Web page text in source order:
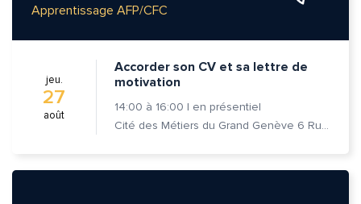
Apprentissage AFP/CFC
jeu.
27
août
Accorder son CV et sa lettre de
motivation
14:00 à 16:00 | en présentiel
Cité des Métiers du Grand Genève 6 Rue Prévost-Martin 1205 Genève